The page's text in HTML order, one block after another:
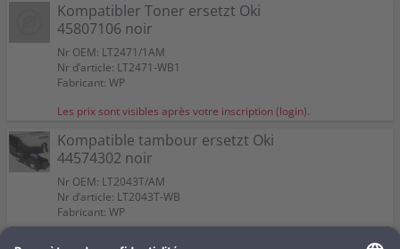
Kompatibler Toner ersetzt Oki
45807106 noir
Nr OEM: LT2471/1AM
Nr d’article: LT2471-WB1
Fabricant: WP
Les prix sont visibles après votre inscription (login).
Kompatible tambour ersetzt Oki
44574302 noir
Nr OEM: LT2043T/AM
Nr d’article: LT2043T-WB
Fabricant: WP